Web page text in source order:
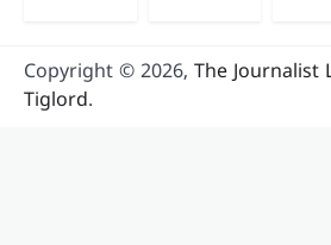
Copyright © 2026, The Journalist
Tiglord.